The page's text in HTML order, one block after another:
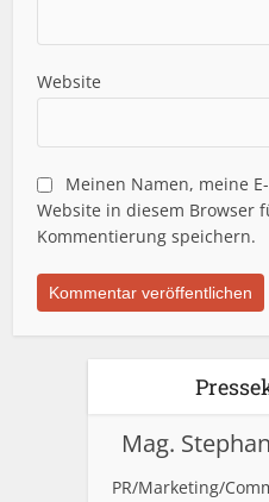
Website
Meinen Namen, meine
Website in diesem Browser
Kommentierung speichern.
Mag.
PR/Marketing/